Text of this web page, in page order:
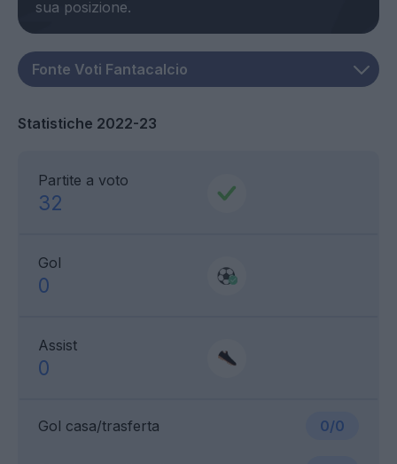
Statistiche 2022-23
Partite a voto
32
Gol
0
Assist
0
Gol casa/trasferta 0/0